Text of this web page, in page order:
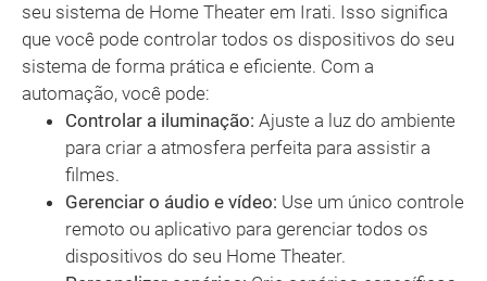
seu sistema de Home Theater em Irati. Isso significa
que você pode controlar todos os dispositivos do seu
sistema de forma prática e eficiente. Com a
automação, você pode:
Controlar a iluminação: Ajuste a luz do ambiente
para criar a atmosfera perfeita para assistir a
filmes.
Gerenciar o áudio e vídeo: Use um único controle
remoto ou aplicativo para gerenciar todos os
dispositivos do seu Home Theater.